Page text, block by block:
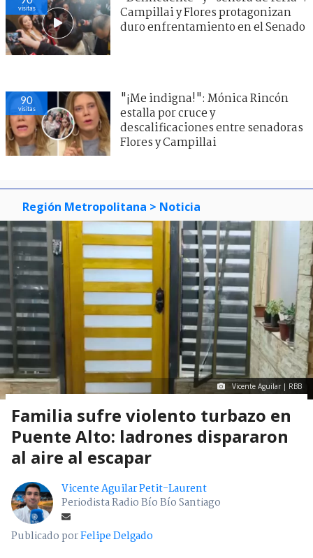
visitas
Campillai y Flores protagonizan
duro enfrentamiento en el Senado
90
visitas
"¡Me indigna!": Mónica Rincón
estalla por cruce y
descalificaciones entre senadoras
Flores y Campillai
Región Metropolitana > Noticia
Vicente Aguilar | RBB
Familia sufre violento turbazo en
Puente Alto: ladrones dispararon
al aire al escapar
Vicente Aguilar Petit-Laurent
Periodista Radio Bío Bío Santiago
Publicado porFelipe Delgado